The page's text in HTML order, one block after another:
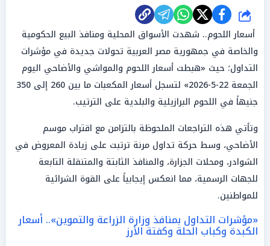
شارك
أسعار اللحوم.. شهدت الأسواق المحلية ومنافذ البيع الحكومية
والخاصة في جمهورية مصر العربية تحولات جديدة في مؤشرات
التداول؛ حيث «هبطت أسعار اللحوم والمواشي والأضاحي اليوم
الجمعة 22-5-2026» لتسجل أسعار المكعبات ما بين 260 إلى 350
جنيهاً في اللحوم البرازيلية والبلدية على الترتيب.
وتأتي هذه التراجعات الملحوظة بالتزامن مع اقتراب موسم
الأضاحي، وسط حركة تداول مرنة ترتبت على زيادة المعروض في
الشوادر، ومحلات الجزارة، والمنافذ الثابتة والمتنقلة التابعة
للجهات الرسمية، مما انعكس إيجابياً على القوة الشرائية
للمواطنين.
«مؤشرات التداول بمنافذ وزارة الزراعة والتموين».. أسعار
الكبدة وكباب الحلة وكفتة الأرز